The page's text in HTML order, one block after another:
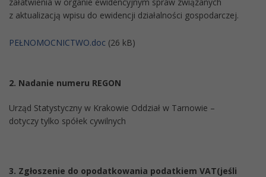
z aktualizacją wpisu do ewidencji działalności gospodarczej.
PEŁNOMOCNICTWO.doc (26 kB)
2. Nadanie numeru REGON
Urząd Statystyczny w Krakowie Oddział w Tarnowie –
dotyczy tylko spółek cywilnych
3. Zgłoszenie do opodatkowania podatkiem VAT(jeśli